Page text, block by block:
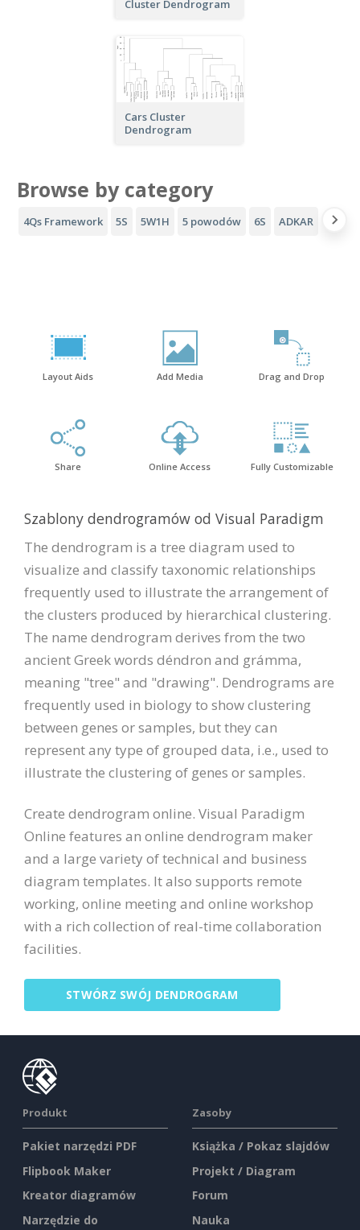
Cluster Dendrogram
Cars Cluster
Dendrogram
Browse by category
4Qs Framework 5S 5W1H 5 powodów 6S ADKAR Lejek
Layout Aids Add Media Drag and Drop
Share Online Access Fully Customizable
Szablony dendrogramów od Visual Paradigm
The dendrogram is a tree diagram used to
visualize and classify taxonomic relationships
frequently used to illustrate the arrangement of
the clusters produced by hierarchical clustering.
The name dendrogram derives from the two
ancient Greek words déndron and grámma,
meaning "tree" and "drawing". Dendrograms are
frequently used in biology to show clustering
between genes or samples, but they can
represent any type of grouped data, i.e., used to
illustrate the clustering of genes or samples.
Create dendrogram online. Visual Paradigm
Online features an online dendrogram maker
and a large variety of technical and business
diagram templates. It also supports remote
working, online meeting and online workshop
with a rich collection of real-time collaboration
facilities.
STWÓRZ SWÓJ DENDROGRAM
Produkt
Pakiet narzędzi PDF
Flipbook Maker
Kreator diagramów
Narzędzie do
Zasoby
Książka / Pokaz slajdów
Projekt / Diagram
Forum
Nauka